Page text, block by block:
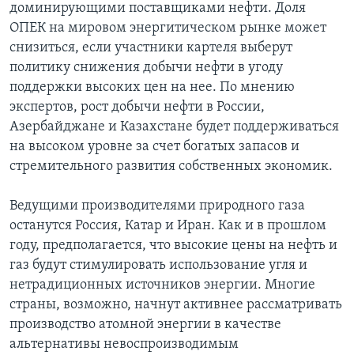
доминирующими поставщиками нефти. Доля
ОПЕК на мировом энергитическом рынке может
снизиться, если участники картеля выберут
политику снижения добычи нефти в угоду
поддержки высоких цен на нее. По мнению
экспертов, рост добычи нефти в России,
Азербайджане и Казахстане будет поддерживаться
на высоком уровне за счет богатых запасов и
стремительного развития собственных экономик.
Ведущими производителями природного газа
останутся Россия, Катар и Иран. Как и в прошлом
году, предполагается, что высокие цены на нефть и
газ будут стимулировать использование угля и
нетрадиционных источников энергии. Многие
страны, возможно, начнут активнее рассматривать
производство атомной энергии в качестве
альтернативы невоспроизводимым